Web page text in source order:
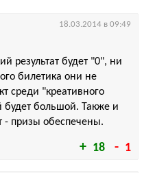
18 1
результат будет "0", ни
билетика они не
среди "креативного
будет большой. Также и
- призы обеспечены.
18.03.2014 в 09:49